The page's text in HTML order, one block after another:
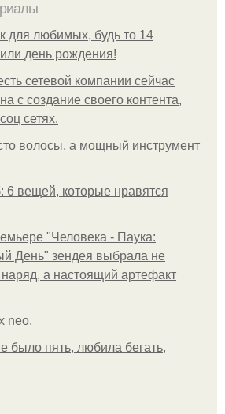
для любимых, будь то 14
день рождения!
сетевой компании сейчас
с создание своего контента,
сетях.
волосы, а мощный инструмент
6 вещей, которые нравятся
"Человека - Паука:
День" зендея выбрала не
а настоящий артефакт
neo.
пять, любила бегать,